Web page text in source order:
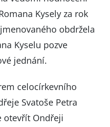
Kysely za rok
obdržela
Kyselu pozve
jednání.
celocírkevního
Svatoše Petra
otevřít Ondřeji